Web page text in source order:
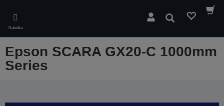
main
content
Nabídka
Hledat
Epson SCARA GX20-C 1000mm
Series